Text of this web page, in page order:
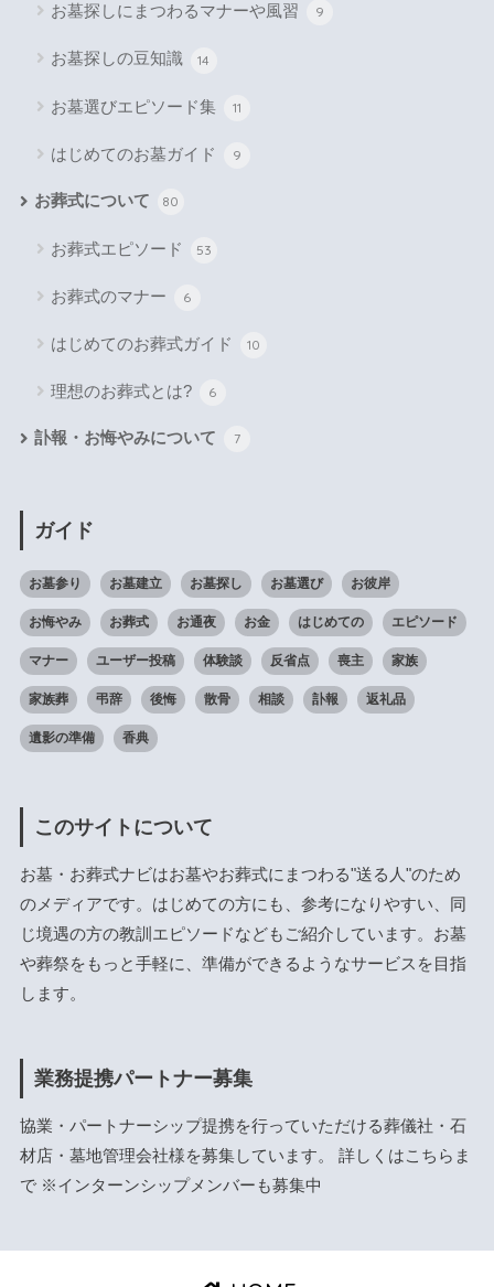
お墓探しにまつわるマナーや風習 9
お墓探しの豆知識 14
お墓選びエピソード集 11
はじめてのお墓ガイド 9
お葬式について 80
お葬式エピソード 53
お葬式のマナー 6
はじめてのお葬式ガイド 10
理想のお葬式とは? 6
訃報・お悔やみについて 7
ガイド
お墓参り お墓建立 お墓探し お墓選び お彼岸
お悔やみ お葬式 お通夜 お金 はじめての エピソード
マナー ユーザー投稿 体験談 反省点 喪主 家族
家族葬 弔辞 後悔 散骨 相談 訃報 返礼品
遺影の準備 香典
このサイトについて
お墓・お葬式ナビはお墓やお葬式にまつわる"送る人"のため
のメディアです。はじめての方にも、参考になりやすい、同
じ境遇の方の教訓エピソードなどもご紹介しています。お墓
や葬祭をもっと手軽に、準備ができるようなサービスを目指
します。
業務提携パートナー募集
協業・パートナーシップ提携を行っていただける葬儀社・石
材店・墓地管理会社様を募集しています。 詳しくはこちら ま
で ※インターンシップメンバーも募集中